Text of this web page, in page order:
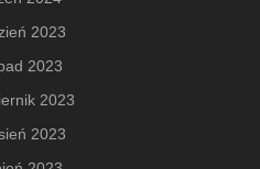
2023
2023
2023
2023